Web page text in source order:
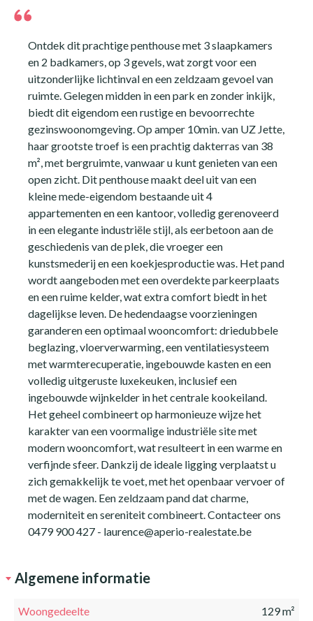
Ontdek dit prachtige penthouse met 3 slaapkamers
en 2 badkamers, op 3 gevels, wat zorgt voor een
uitzonderlijke lichtinval en een zeldzaam gevoel van
ruimte. Gelegen midden in een park en zonder inkijk,
biedt dit eigendom een rustige en bevoorrechte
gezinswoonomgeving. Op amper 10min. van UZ Jette,
haar grootste troef is een prachtig dakterras van 38
m², met bergruimte, vanwaar u kunt genieten van een
open zicht. Dit penthouse maakt deel uit van een
kleine mede-eigendom bestaande uit 4
appartementen en een kantoor, volledig gerenoveerd
in een elegante industriële stijl, als eerbetoon aan de
geschiedenis van de plek, die vroeger een
kunstsmederij en een koekjesproductie was. Het pand
wordt aangeboden met een overdekte parkeerplaats
en een ruime kelder, wat extra comfort biedt in het
dagelijkse leven. De hedendaagse voorzieningen
garanderen een optimaal wooncomfort: driedubbele
beglazing, vloerverwarming, een ventilatiesysteem
met warmterecuperatie, ingebouwde kasten en een
volledig uitgeruste luxekeuken, inclusief een
ingebouwde wijnkelder in het centrale kookeiland.
Het geheel combineert op harmonieuze wijze het
karakter van een voormalige industriële site met
modern wooncomfort, wat resulteert in een warme en
verfijnde sfeer. Dankzij de ideale ligging verplaatst u
zich gemakkelijk te voet, met het openbaar vervoer of
met de wagen. Een zeldzaam pand dat charme,
moderniteit en sereniteit combineert. Contacteer ons
0479 900 427 - laurence@aperio-realestate.be
Algemene informatie
Woongedeelte
129 m²